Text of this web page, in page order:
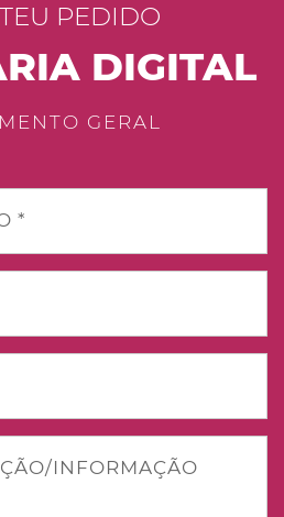
PEDIDO
DIGITAL
GERAL
*
INFORMAÇÃO